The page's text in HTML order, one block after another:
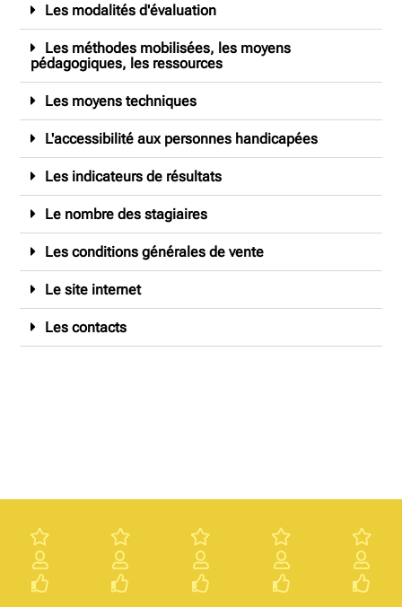
Les modalités d'évaluation
Les méthodes mobilisées, les moyens
pédagogiques, les ressources
Les moyens techniques
L'accessibilité aux personnes handicapées
Les indicateurs de résultats
Le nombre des stagiaires
Les conditions générales de vente
Le site internet
Les contacts